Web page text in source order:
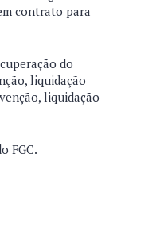
contrato para
do
liquidação
liquidação
FGC.